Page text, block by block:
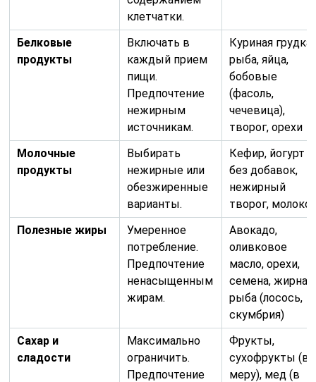
клетчатки.
Белковые
продукты
Включать в
каждый прием
пищи.
Предпочтение
нежирным
источникам.
Куриная грудка,
рыба, яйца,
бобовые
(фасоль,
чечевица),
творог, орехи
Молочные
продукты
Выбирать
нежирные или
обезжиренные
варианты.
Кефир, йогурт
без добавок,
нежирный
творог, молоко
Полезные жиры
Умеренное
потребление.
Предпочтение
ненасыщенным
жирам.
Авокадо,
оливковое
масло, орехи,
семена, жирная
рыба (лосось,
скумбрия)
Сахар и
сладости
Максимально
ограничить.
Предпочтение
Фрукты,
сухофрукты (в
меру), мед (в